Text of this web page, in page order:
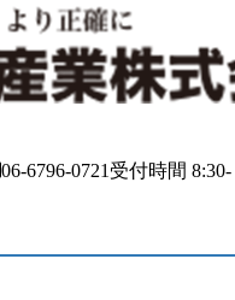
06-6796-0721 受付時間 8:30-